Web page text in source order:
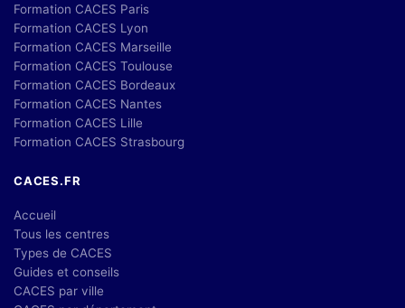
Formation CACES Paris
Formation CACES Lyon
Formation CACES Marseille
Formation CACES Toulouse
Formation CACES Bordeaux
Formation CACES Nantes
Formation CACES Lille
Formation CACES Strasbourg
CACES.FR
Accueil
Tous les centres
Types de CACES
Guides et conseils
CACES par ville